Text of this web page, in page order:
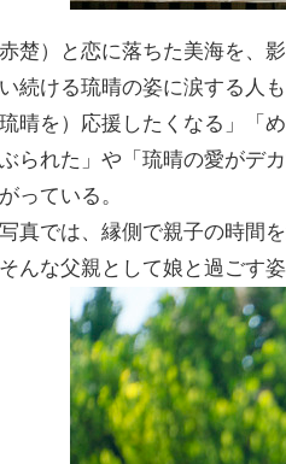
楚）と恋に落ちた美海を、
続ける琉晴の姿に涙する人も
琉晴を）応援したくなる」「
られた」や「琉晴の愛がデ
っている。
真では、縁側で親子の時間
んな父親として娘と過ごす